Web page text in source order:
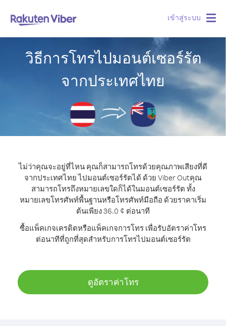
เข้าสู่ระบบ
วิธีการโทรไปมอนต์เซอร์รัต
จากประเทศไทย
ไม่ว่าคุณจะอยู่ที่ไหน คุณก็สามารถโทรด้วยคุณภาพเสียงที่ดี
จากประเทศไทย ไปมอนต์เซอร์รัตได้ ด้วย Viber Outคุณ
สามารถโทรถึงหมายเลขใดก็ได้ในมอนต์เซอร์รัต ทั้ง
หมายเลขโทรศัพท์พื้นฐานหรือโทรศัพท์มือถือ ด้วยราคาเริ่ม
ต้นเพียง 36.0 ¢ ต่อนาที
ซื้อแพ็คเกจเครดิตหรือแพ็คเกจการโทร เพื่อรับอัตราค่าโทร
ต่อนาทีที่ถูกที่สุดสำหรับการโทรไปมอนต์เซอร์รัต
ดูอัตราค่าโทร